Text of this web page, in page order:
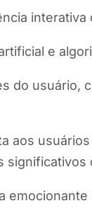
e
do
aos
significativos